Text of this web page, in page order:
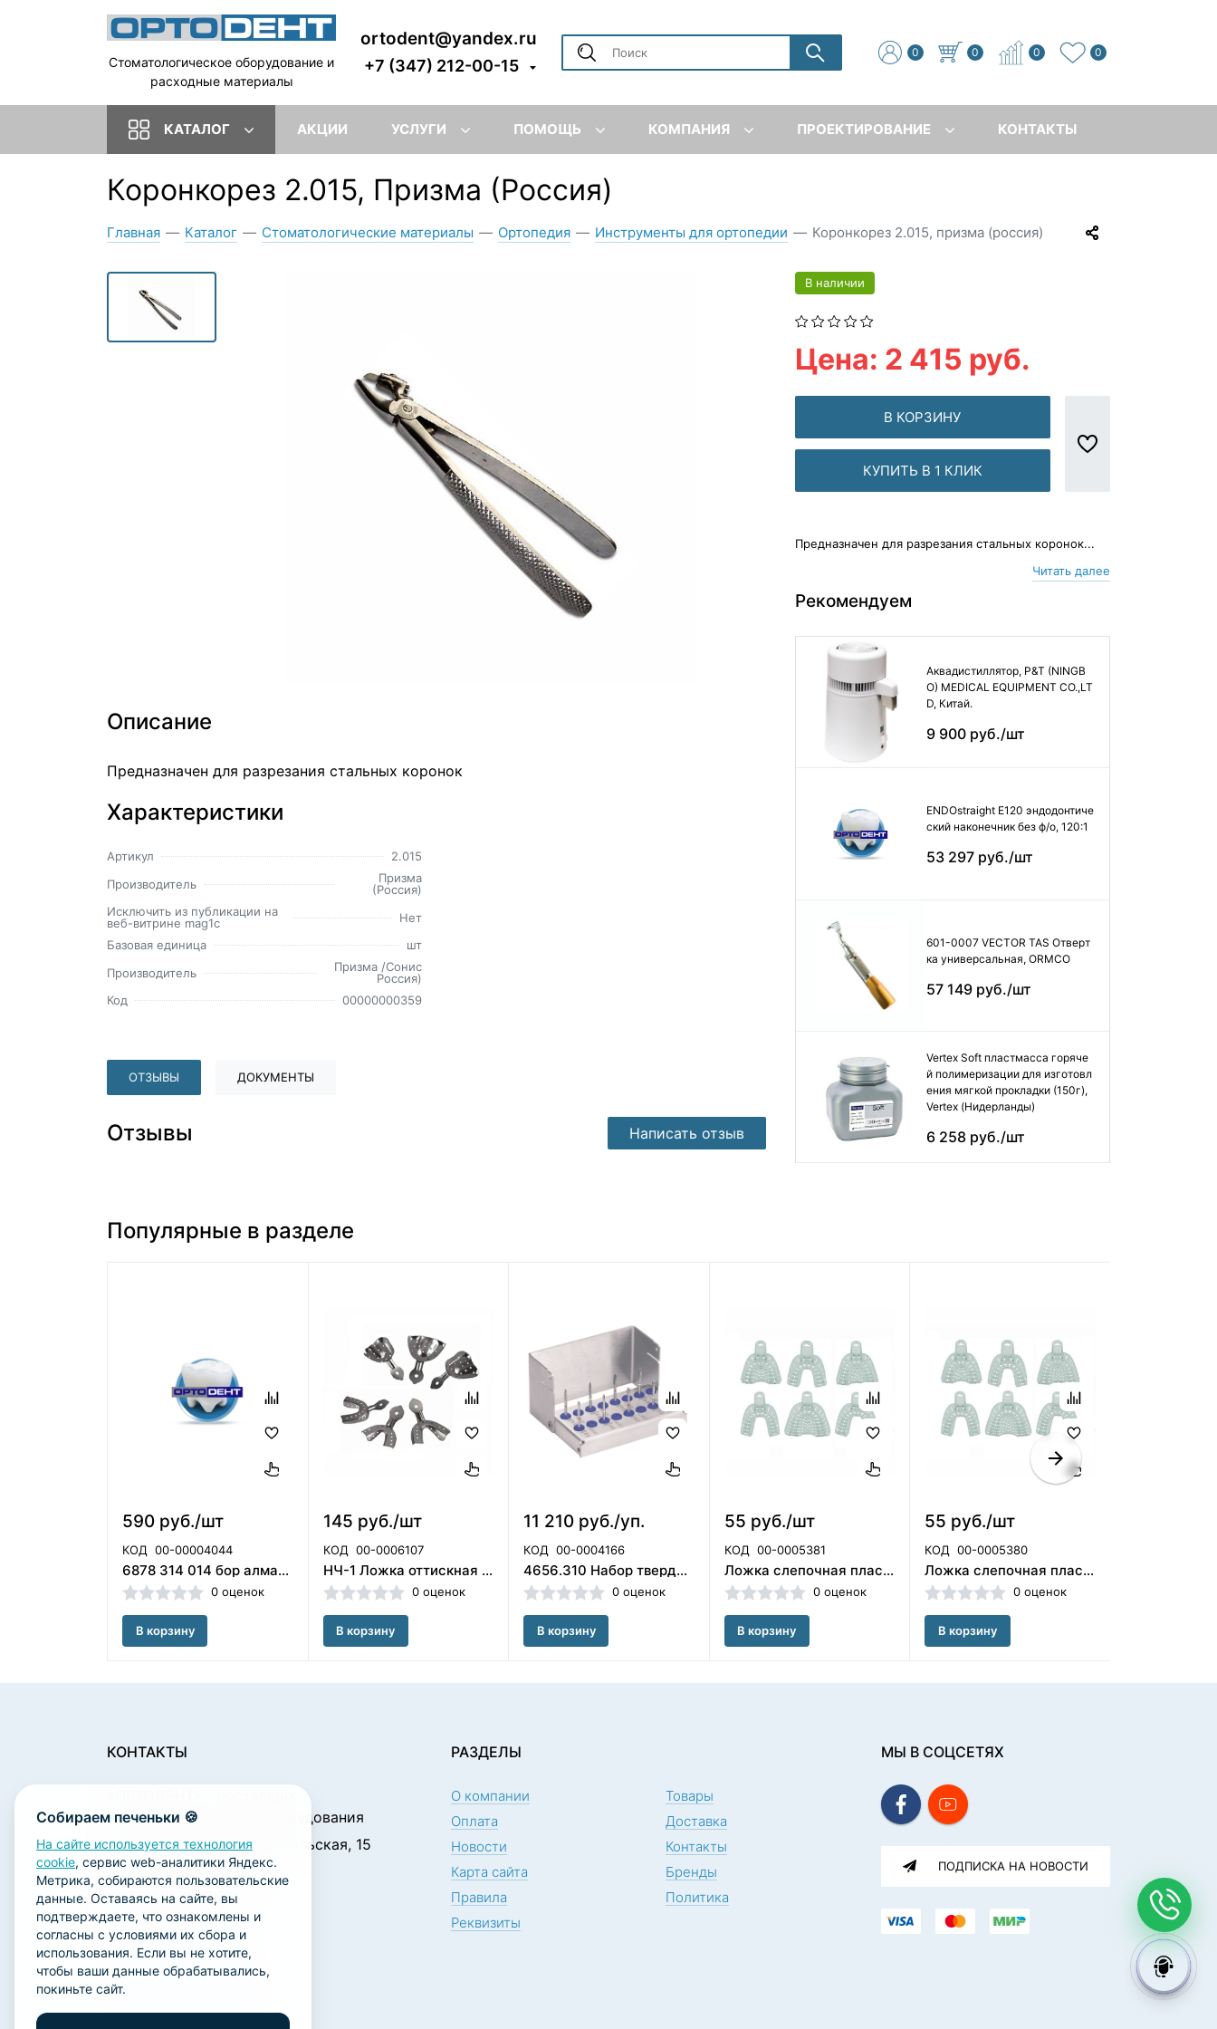
Стоматологическое оборудование и
расходные материалы
ortodent@yandex.ru
+7 (347) 212-00-15
0 0 0 0
КАТАЛОГ АКЦИИ УСЛУГИ ПОМОЩЬ КОМПАНИЯ ПРОЕКТИРОВАНИЕ КОНТАКТЫ
Коронкорез 2.015, Призма (Россия)
Главная — Каталог — Стоматологические материалы — Ортопедия — Инструменты для ортопедии — Коронкорез 2.015, призма (россия)
Описание
Предназначен для разрезания стальных коронок
Характеристики
Артикул
2.015
Производитель
Призма
(Россия)
Исключить из публикации на
веб-витрине mag1c
Нет
Базовая единица
шт
Производитель
Призма /Сонис
Россия)
Код
00000000359
ОТЗЫВЫ ДОКУМЕНТЫ
Отзывы Написать отзыв
В наличии
Цена: 2 415 руб.
В КОРЗИНУ
КУПИТЬ В 1 КЛИК
Предназначен для разрезания стальных коронок...
Читать далее
Рекомендуем
Аквадистиллятор, P&T (NINGB
O) MEDICAL EQUIPMENT CO.,LT
D, Китай.
9 900 руб./шт
ENDOstraight E120 эндодонтиче
ский наконечник без ф/о, 120:1
53 297 руб./шт
601-0007 VECTOR TAS Отверт
ка универсальная, ORMCO
57 149 руб./шт
Vertex Soft пластмасса горяче
й полимеризации для изготовл
ения мягкой прокладки (150г),
Vertex (Нидерланды)
6 258 руб./шт
Популярные в разделе
590 руб./шт
КОД 00-00004044
6878 314 014 бор алмазный турбинный Komet (Германия)
0 оценок
В корзину
145 руб./шт
КОД 00-0006107
НЧ-1 Ложка оттискная стомат, метал, для нижней челюсти лос-н-"ммиз" N 1 ЛОС-Н-№1 ММИЗ (Россия) СТ-10-69
0 оценок
В корзину
11 210 руб./уп.
КОД 00-0004166
4656.310 Набор твердосплавных финиров для обработки титановых имплантов Комет
0 оценок
В корзину
55 руб./шт
КОД 00-0005381
Ложка слепочная пластиковая Plastic Tray LM ( №2 низ) (Корея/00-00000025
0 оценок
В корзину
55 руб./шт
КОД 00-0005380
Ложка слепочная пластиковая Plastic Tray UM (№ 2 верх) (Корея)/00-00000005
0 оценок
В корзину
Собираем печеньки 🍪
На сайте используется технология
cookie, сервис web-аналитики Яндекс.
Метрика, собираются пользовательские
данные. Оставаясь на сайте, вы
подтверждаете, что ознакомлены и
согласны с условиями их сбора и
использования. Если вы не хотите,
чтобы ваши данные обрабатывались,
покиньте сайт.
КОНТАКТЫ
стоматологического оборудования
450001, г. Уфа ул. Комсомольская, 15
Пн. - Чт.: 09:00 - 18:00
Пт.: 09:00 - 17:00
Сб., Вс.: выходной
ortodent@yandex.ru
+7 (347) 212-00-15
+7 (347) 212-01-15
РАЗДЕЛЫ
О компании
Товары
Оплата
Доставка
Новости
Контакты
Карта сайта
Бренды
Правила
Политика
Реквизиты
МЫ В СОЦСЕТЯХ
ПОДПИСКА НА НОВОСТИ